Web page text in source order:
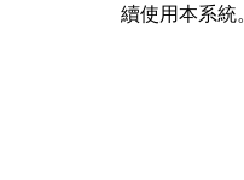
續使用本系統